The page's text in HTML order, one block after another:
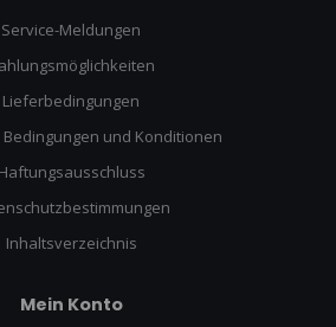
Service-Meldungen
Lieferbedingungen
und Konditionen
Haftungsausschluss
Inhaltsverzeichnis
Mein Konto